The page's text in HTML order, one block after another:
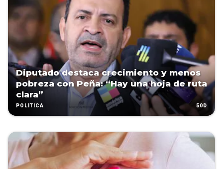
Diputado destaca crecimiento y menos
pobreza con Peña: “Hay una hoja de ruta
clara”
POLÍTICA 50D